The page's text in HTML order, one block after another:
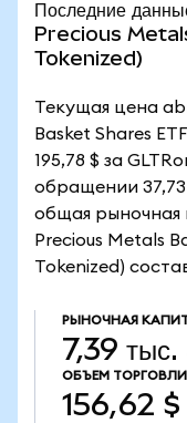
Последние
Precious
Tokenized)
Текущая цена
Basket Shares
195,78 $ за
обращении 37,73
общая рыночная
Precious Metals
Tokenized)
РЫНОЧНАЯ
7,39 тыс.
ОБЪЕМ ТОРГОВЛИ
156,62 $